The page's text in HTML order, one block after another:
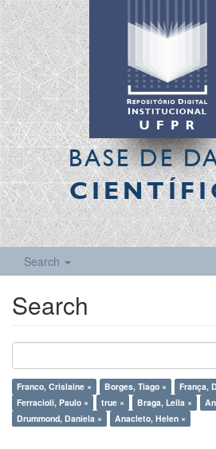
BASE DE
Search
Search
Franco, Crislaine × Borges, Tiago × França,
Ferracioli, Paulo ×
true × Braga, Leila ×
Drummond, Daniela ×
Anacleto, Helen ×